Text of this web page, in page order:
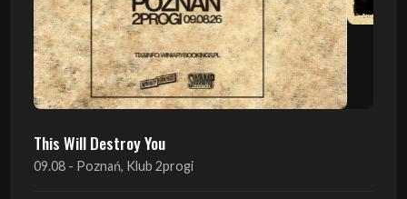
This Will Destroy You
09.08 - Poznań, Klub 2progi
Sound Of The Ages Festival
22.08 - Ćmielów, Zamek Ćmielów